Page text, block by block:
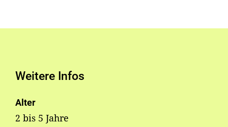
Weitere Infos
Alter
2 bis 5 Jahre